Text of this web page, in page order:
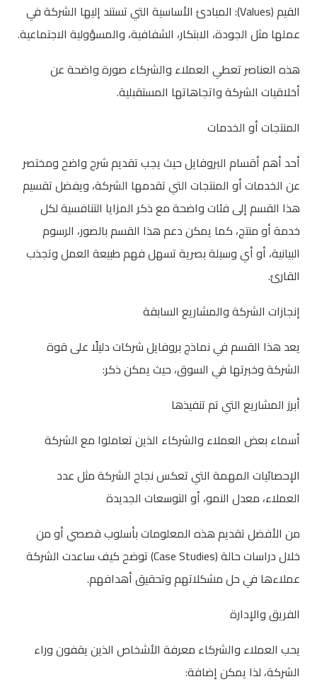
القيم (Values): المبادئ الأساسية التي تستند إليها الشركة في
عملها مثل الجودة، الابتكار، الشفافية، والمسؤولية الاجتماعية.
هذه العناصر تعطي العملاء والشركاء صورة واضحة عن
أخلاقيات الشركة واتجاهاتها المستقبلية.
المنتجات أو الخدمات
أحد أهم أقسام البروفايل حيث يجب تقديم شرح واضح ومختصر
عن الخدمات أو المنتجات التي تقدمها الشركة، ويفضل تقسيم
هذا القسم إلى فئات واضحة مع ذكر المزايا التنافسية لكل
خدمة أو منتج، كما يمكن دعم هذا القسم بالصور، الرسوم
البيانية، أو أي وسيلة بصرية تسهل فهم طبيعة العمل وتجذب
القارئ.
إنجازات الشركة والمشاريع السابقة
يعد هذا القسم في نماذج بروفايل شركات دليلًا على قوة
الشركة وخبرتها في السوق، حيث يمكن ذكر:
أبرز المشاريع التي تم تنفيذها
أسماء بعض العملاء والشركاء الذين تعاملوا مع الشركة
الإحصائيات المهمة التي تعكس نجاح الشركة مثل عدد
العملاء، معدل النمو، أو التوسعات الجديدة
من الأفضل تقديم هذه المعلومات بأسلوب قصصي أو من
خلال دراسات حالة (Case Studies) توضح كيف ساعدت الشركة
عملاءها في حل مشكلاتهم وتحقيق أهدافهم.
الفريق والإدارة
يحب العملاء والشركاء معرفة الأشخاص الذين يقفون وراء
الشركة، لذا يمكن إضافة: